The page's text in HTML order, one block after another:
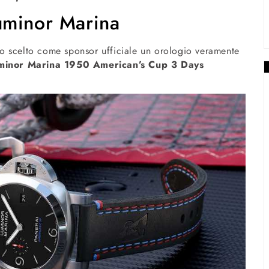
Marina
scelto come sponsor ufficiale un orologio veramente
Marina 1950 American’s Cup 3 Days